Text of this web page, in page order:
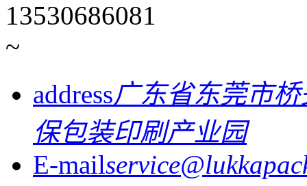
13530686081
~
address广东省东莞市
保包装印刷产业园
E-mail